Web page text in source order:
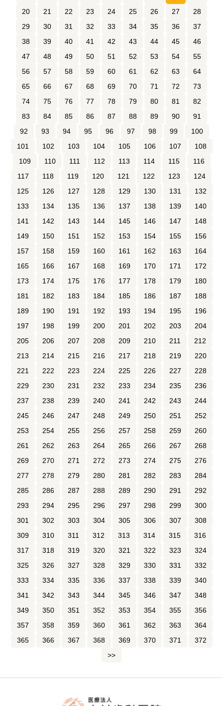
20
21 22 23 24 25 26 27
28
29
30 31 32 33 34 35 36
37
38
39 40 41 42 43 44 45
46
47
48 49 50 51 52 53 54
55
56
57 58 59 60 61 62 63
64
65
66 67 68 69 70 71 72
73
74
75 76 77 78 79 80 81
82
83
84 85 86 87 88 89 90
91
92
93 94 95 96 97 98 99
100
101
102 103 104 105 106 107
108
109
110 111 112 113 114 115
116
117
118 119 120 121 122 123
124
125
126 127 128 129 130 131
132
133
134 135 136 137 138 139
140
141
142 143 144 145 146 147
148
149
150 151 152 153 154 155
156
157
158 159 160 161 162 163
164
165
166 167 168 169 170 171
172
173
174 175 176 177 178 179
180
181
182 183 184 185 186 187
188
189
190 191 192 193 194 195
196
197
198 199 200 201 202 203
204
205
206 207 208 209 210 211
212
213
214 215 216 217 218 219
220
221
222 223 224 225 226 227
228
229
230 231 232 233 234 235
236
237
238 239 240 241 242 243
244
245
246 247 248 249 250 251
252
253
254 255 256 257 258 259
260
261
262 263 264 265 266 267
268
269
270 271 272 273 274 275
276
277
278 279 280 281 282 283
284
285
286 287 288 289 290 291
292
293
294 295 296 297 298 299
300
301
302 303 304 305 306 307
308
309
310 311 312 313 314 315
316
317
318 319 320 321 322 323
324
325
326 327 328 329 330 331
332
333
334 335 336 337 338 339
340
341
342 343 344 345 346 347
348
349
350 351 352 353 354 355
356
357
358 359 360 361 362 363
364
365
366 367 368 369 370 371
372
>>